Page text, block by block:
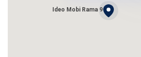
Ideo Mobi Rama 9